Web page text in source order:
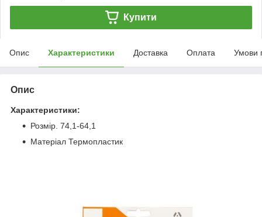
Купити
Опис Характеристики Доставка Оплата Умови
Опис
Характеристики:
Розмір. 74,1-64,1
Матеріал Термопластик